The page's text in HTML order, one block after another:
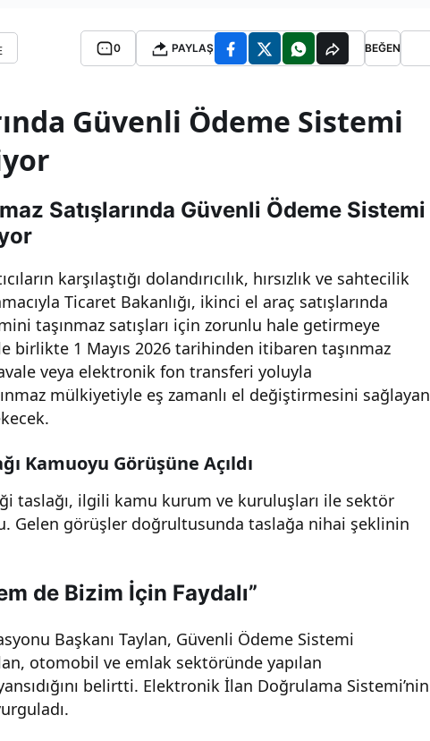
0 PAYLAŞ BEĞEN
Güvenli Ödeme Sistemi
Satışlarında Güvenli Ödeme Sistemi
karşılaştığı dolandırıcılık, hırsızlık ve sahtecilik
Ticaret Bakanlığı, ikinci el araç satışlarında
taşınmaz satışları için zorunlu hale getirmeye
birlikte 1 Mayıs 2026 tarihinden itibaren taşınmaz
veya elektronik fon transferi yoluyla
mülkiyetiyle eş zamanlı el değiştirmesini sağlayan
Kamuoyu Görüşüne Açıldı
taslağı, ilgili kamu kurum ve kuruluşları ile sektör
Gelen görüşler doğrultusunda taslağa nihai şeklinin
de Bizim İçin Faydalı”
Başkanı Taylan, Güvenli Ödeme Sistemi
otomobil ve emlak sektöründe yapılan
belirtti. Elektronik İlan Doğrulama Sistemi’nin